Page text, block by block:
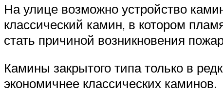
На улице возможно устройство
классический камин, в котором
стать причиной возникновения
Камины закрытого типа только в
экономичнее классических каминов.